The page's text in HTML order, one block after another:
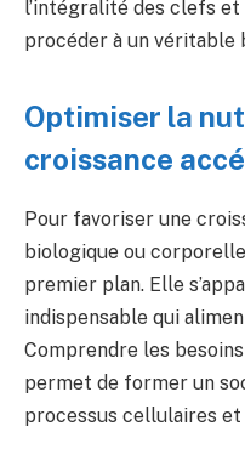
l’intégralité des clefs
procéder à un véritable
Optimiser la
croissance
Pour favoriser une
biologique ou
premier plan. Elle
indispensable qui
Comprendre les
permet de former un
processus cellulaires